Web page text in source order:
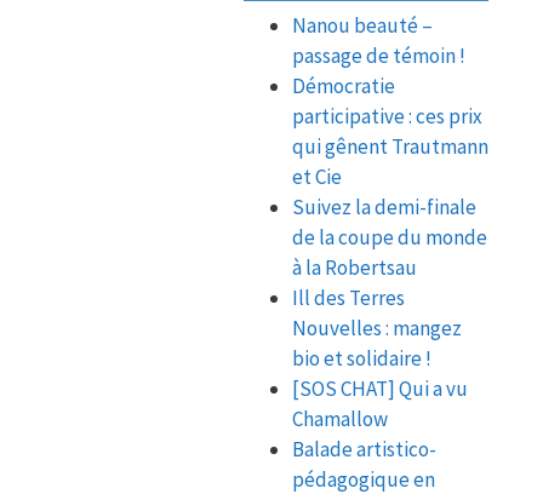
Nanou beauté –
passage de témoin !
Démocratie
participative : ces prix
qui gênent Trautmann
et Cie
Suivez la demi-finale
de la coupe du monde
à la Robertsau
Ill des Terres
Nouvelles : mangez
bio et solidaire !
[SOS CHAT] Qui a vu
Chamallow
Balade artistico-
pédagogique en